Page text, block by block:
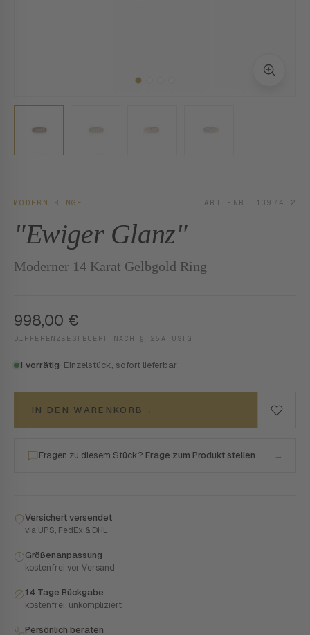
MODERN RINGE ART.-NR. 13974.2
"Ewiger Glanz"
Moderner 14 Karat Gelbgold Ring
998,00 €
DIFFERENZBESTEUERT NACH § 25A USTG.
1 vorrätig· Einzelstück, sofort lieferbar
IN DEN WARENKORB →
Fragen zu diesem Stück? Frage zum Produkt stellen →
Versichert versendet
via UPS, FedEx & DHL
Größenanpassung
kostenfrei vor Versand
14 Tage Rückgabe
kostenfrei, unkompliziert
Persönlich beraten